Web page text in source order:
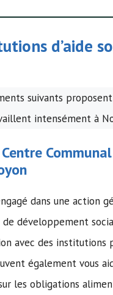
d’aide
suivants proposent
intensément à
Centre
dans une action
développement
avec des institutions
également vous
les obligations